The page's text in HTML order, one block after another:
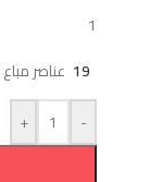
1
19 عناصر مباع في
-
+